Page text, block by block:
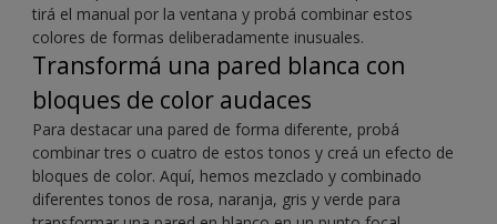
tirá el manual por la ventana y probá combinar estos
colores de formas deliberadamente inusuales.
Transformá una pared blanca con
bloques de color audaces
Para destacar una pared de forma diferente, probá
combinar tres o cuatro de estos tonos y creá un efecto de
bloques de color. Aquí, hemos mezclado y combinado
diferentes tonos de rosa, naranja, gris y verde para